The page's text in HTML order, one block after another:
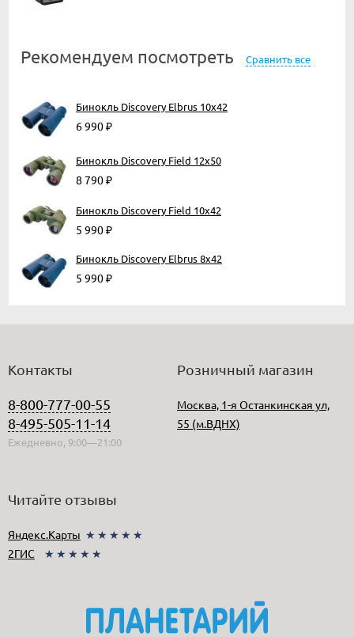
Рекомендуем посмотреть Сравнить все
Бинокль Discovery Elbrus 10x42
6 990₽
Бинокль Discovery Field 12x50
8 790₽
Бинокль Discovery Field 10x42
5 990₽
Бинокль Discovery Elbrus 8x42
5 990₽
Контакты
8-800-777-00-55
8-495-505-11-14
Ежедневно, 9:00—21:00
Розничный магазин
Москва, 1-я Останкинская ул,
55 (м.ВДНХ)
Читайте отзывы
Яндекс.Карты ★★★★★
2ГИС
★★★★★